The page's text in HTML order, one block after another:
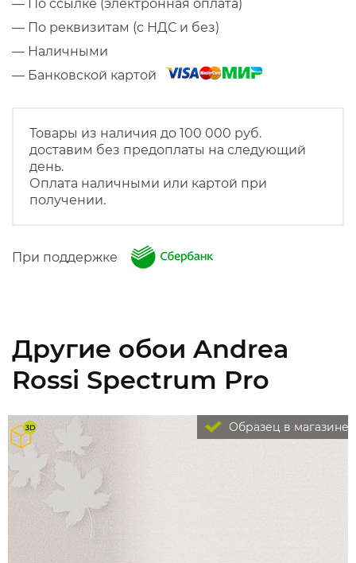
— По ссылке (электронная оплата)
— По реквизитам (с НДС и без)
— Наличными
— Банковской картой
Товары из наличия до 100 000 руб.
доставим без предоплаты на следующий
день.
Оплата наличными или картой при
получении.
При поддержке
Другие обои Andrea
Rossi Spectrum Pro
Образец в магазине